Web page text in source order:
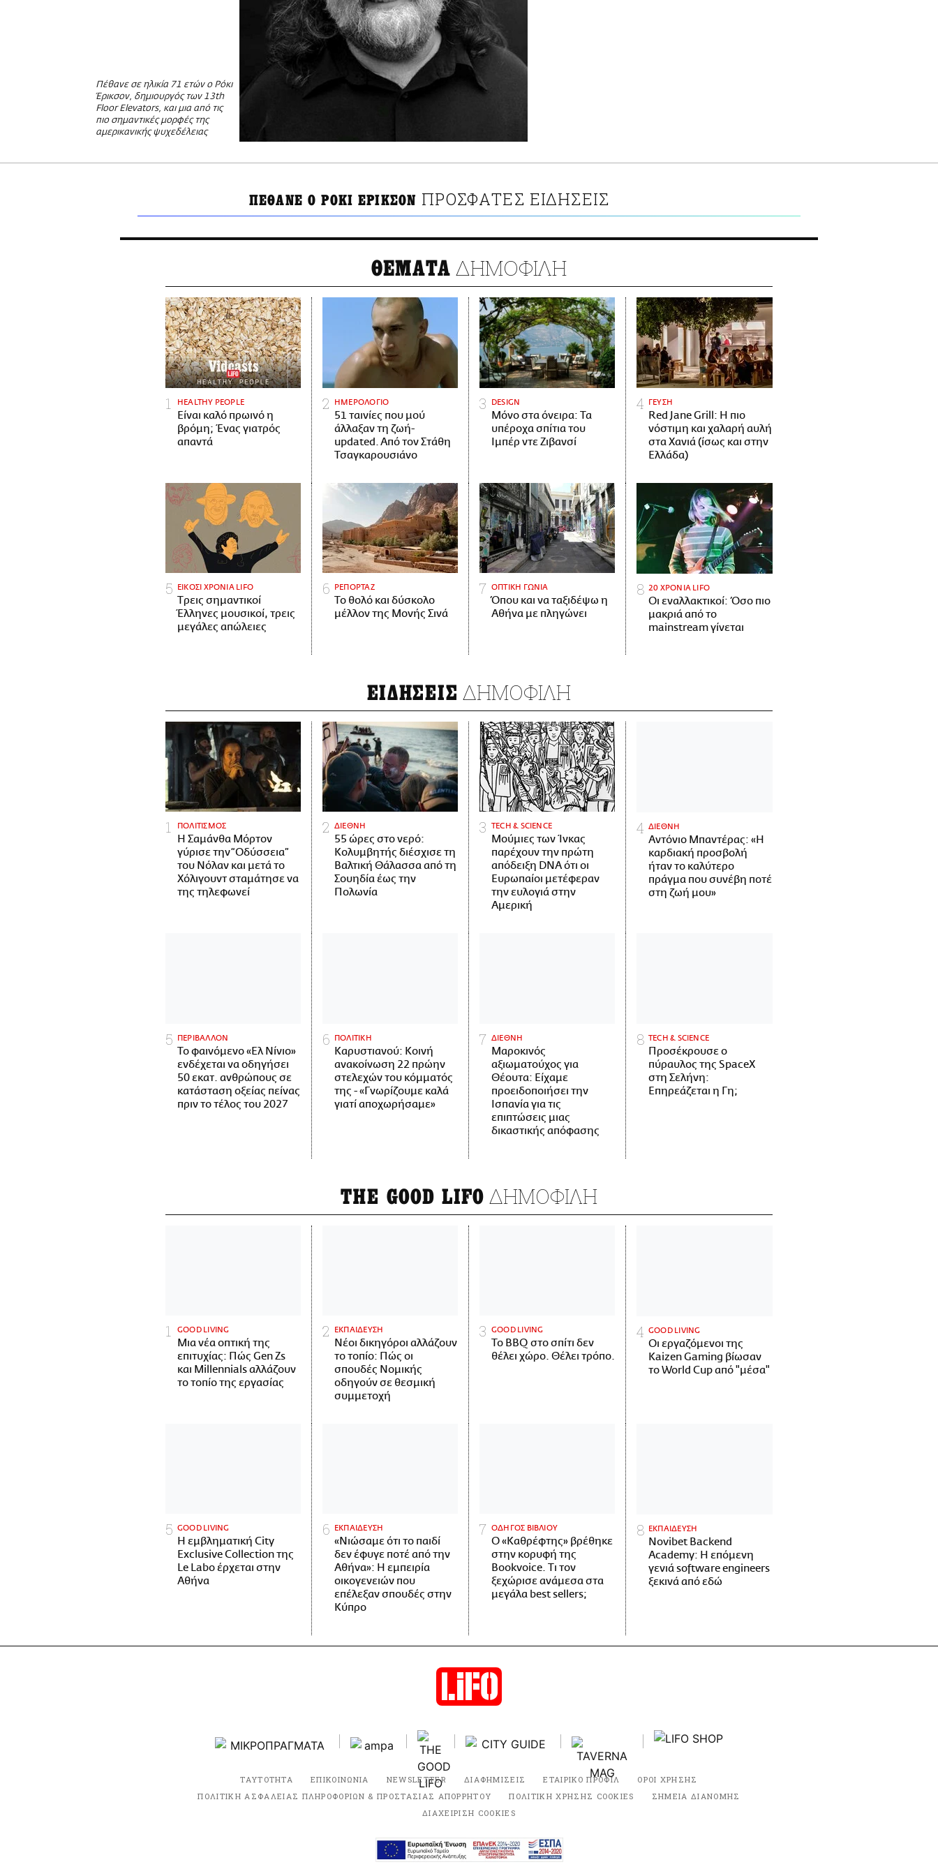
Πέθανε σε ηλικία 71 ετών ο Ρόκι
Έρικσον, δημιουργός των 13th
Floor Elevators, και μια από τις
πιο σημαντικές μορφές της
αμερικανικής ψυχεδέλειας
ΠΕΘΑΝΕ Ο ΡΟΚΙ ΕΡΙΚΣΟΝ ΠΡΟΣΦΑΤΕΣ ΕΙΔΗΣΕΙΣ
ΘΕΜΑΤΑ ΔΗΜΟΦΙΛΗ
HEALTHY PEOPLE
Είναι καλό πρωινό η
βρόμη; Ένας γιατρός
απαντά
ΗΜΕΡΟΛΟΓΙΟ
51 ταινίες που μού
άλλαξαν τη ζωή-
updated. Aπό τον Στάθη
Τσαγκαρουσιάνο
DESIGN
Μόνο στα όνειρα: Τα
υπέροχα σπίτια του
Ιμπέρ ντε Ζιβανσί
ΓΕΥΣΗ
Red Jane Grill: Η πιο
νόστιμη και χαλαρή αυλή
στα Χανιά (ίσως και στην
Ελλάδα)
ΕΙΚΟΣΙ ΧΡΟΝΙΑ LIFO
Tρεις σημαντικοί
Έλληνες μουσικοί, τρεις
μεγάλες απώλειες
ΡΕΠΟΡΤΑΖ
Το θολό και δύσκολο
μέλλον της Μονής Σινά
ΟΠΤΙΚΗ ΓΩΝΙΑ
Όπου και να ταξιδέψω η
Αθήνα με πληγώνει
20 ΧΡΟΝΙΑ LIFO
Οι εναλλακτικοί: Όσο πιο
μακριά από το
mainstream γίνεται
ΕΙΔΗΣΕΙΣ ΔΗΜΟΦΙΛΗ
ΠΟΛΙΤΙΣΜΟΣ
Η Σαμάνθα Μόρτον
γύρισε την “Οδύσσεια”
του Νόλαν και μετά το
Χόλιγουντ σταμάτησε να
της τηλεφωνεί
ΔΙΕΘΝΗ
55 ώρες στο νερό:
Κολυμβητής διέσχισε τη
Βαλτική Θάλασσα από τη
Σουηδία έως την
Πολωνία
ΤECH & SCIENCE
Μούμιες των Ίνκας
παρέχουν την πρώτη
απόδειξη DNA ότι οι
Ευρωπαίοι μετέφεραν
την ευλογιά στην
Αμερική
ΔΙΕΘΝΗ
Αντόνιο Μπαντέρας: «Η
καρδιακή προσβολή
ήταν το καλύτερο
πράγμα που συνέβη ποτέ
στη ζωή μου»
ΠΕΡΙΒΑΛΛΟΝ
Το φαινόμενο «Ελ Νίνιο»
ενδέχεται να οδηγήσει
50 εκατ. ανθρώπους σε
κατάσταση οξείας πείνας
πριν το τέλος του 2027
ΠΟΛΙΤΙΚΗ
Καρυστιανού: Κοινή
ανακοίνωση 22 πρώην
στελεχών του κόμματός
της - «Γνωρίζουμε καλά
γιατί αποχωρήσαμε»
ΔΙΕΘΝΗ
Μαροκινός
αξιωματούχος για
Θέουτα: Είχαμε
προειδοποιήσει την
Ισπανία για τις
επιπτώσεις μιας
δικαστικής απόφασης
ΤECH & SCIENCE
Προσέκρουσε ο
πύραυλος της SpaceX
στη Σελήνη:
Επηρεάζεται η Γη;
THE GOOD LIFO ΔΗΜΟΦΙΛΗ
GOOD LIVING
Μια νέα οπτική της
επιτυχίας: Πώς Gen Zs
και Millennials αλλάζουν
το τοπίο της εργασίας
ΕΚΠΑΙΔΕΥΣΗ
Νέοι δικηγόροι αλλάζουν
το τοπίο: Πώς οι
σπουδές Νομικής
οδηγούν σε θεσμική
συμμετοχή
GOOD LIVING
Το BBQ στο σπίτι δεν
θέλει χώρο. Θέλει τρόπο.
GOOD LIVING
Οι εργαζόμενοι της
Kaizen Gaming βίωσαν
το World Cup από "μέσα"
GOOD LIVING
Η εμβληματική City
Exclusive Collection της
Le Labo έρχεται στην
Αθήνα
ΕΚΠΑΙΔΕΥΣΗ
«Νιώσαμε ότι το παιδί
δεν έφυγε ποτέ από την
Αθήνα»: Η εμπειρία
οικογενειών που
επέλεξαν σπουδές στην
Κύπρο
ΟΔΗΓΟΣ ΒΙΒΛΙΟΥ
Ο «Καθρέφτης» βρέθηκε
στην κορυφή της
Bookvoice. Τι τον
ξεχώρισε ανάμεσα στα
μεγάλα best sellers;
ΕΚΠΑΙΔΕΥΣΗ
Novibet Backend
Academy: Η επόμενη
γενιά software engineers
ξεκινά από εδώ
ΤΑΥΤΟΤΗΤΑ ΕΠΙΚΟΙΝΩΝΙΑ NEWSLETTER ΔΙΑΦΗΜΙΣΕΙΣ ΕΤΑΙΡΙΚΟ ΠΡΟΦΙΛ
ΟΡΟΙ ΧΡΗΣΗΣ
ΠΟΛΙΤΙΚΗ ΑΣΦΑΛΕΙΑΣ ΠΛΗΡΟΦΟΡΙΩΝ & ΠΡΟΣΤΑΣΙΑΣ ΑΠΟΡΡΗΤΟΥ
ΠΟΛΙΤΙΚΗ ΧΡΗΣΗΣ COOKIES
ΣΗΜΕΙΑ ΔΙΑΝΟΜΗΣ
ΔΙΑΧΕΙΡΙΣΗ COOKIES